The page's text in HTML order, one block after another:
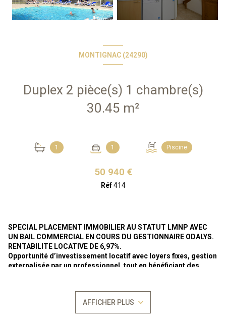
MONTIGNAC (24290)
Duplex 2 pièce(s) 1 chambre(s)
30.45 m²
1 1 Piscine
50 940 €
Réf414
SPECIAL PLACEMENT IMMOBILIER AU STATUT LMNP AVEC
UN BAIL COMMERCIAL EN COURS DU GESTIONNAIRE ODALYS.
RENTABILITE LOCATIVE DE 6,97%.
Opportunité d’investissement locatif avec loyers fixes, gestion
externalisée par un professionnel, tout en bénéficiant des
"meublé par odalys" jusqu'au 30/09/2026
libre de bail commercialsuite à la dénociation de ce dernier par
AFFICHER PLUS